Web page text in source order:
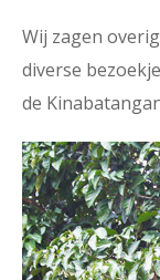
Wij zagen
diverse
de